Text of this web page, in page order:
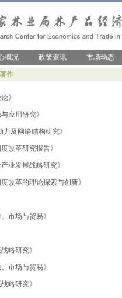
概况 政策资讯 市场动态
作
》
应用研究》
力及网络结构研究》
改革研究报告》
业发展战略研究》
改革的理论探索与创新》
市场与贸易》
略研究》
市场与贸易》
略研究》